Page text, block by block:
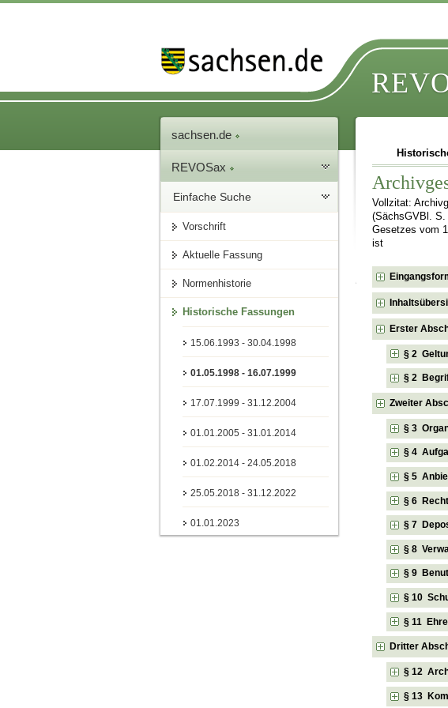
sachsen.de
REVOSax
Einfache Suche
Vorschrift
Aktuelle Fassung
Normenhistorie
Historische Fassungen
15.06.1993 - 30.04.1998
01.05.1998 - 16.07.1999
17.07.1999 - 31.12.2004
01.01.2005 - 31.01.2014
01.02.2014 - 24.05.2018
25.05.2018 - 31.12.2022
01.01.2023
Vollzitat:
(SächsGVBl. S.
Gesetzes vom
ist
Erster
§ 2
§ 2
Zweiter
§ 3
§ 4
§ 5
§ 6
§ 7
§ 8
§ 9
§ 10
§ 11
Dritter
§ 12
§ 13